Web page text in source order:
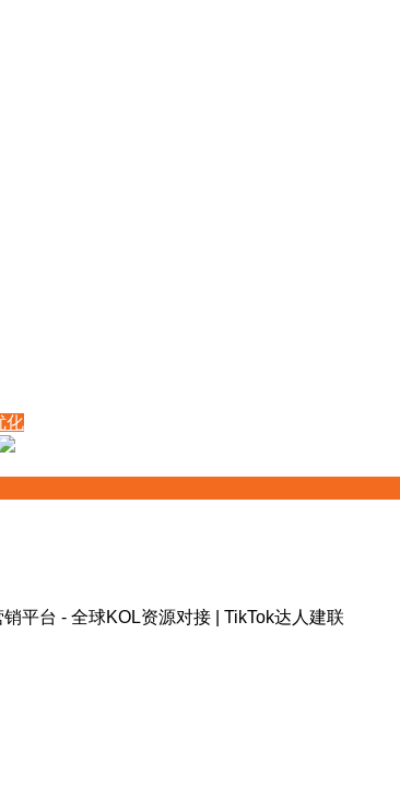
化
平台 - 全球KOL资源对接 | TikTok达人建联